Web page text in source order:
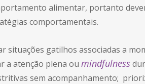
alimentar, portanto
comportamentais.
situações gatilhos associadas a
a atenção plena ou mindfulness
sem acompanhamento;